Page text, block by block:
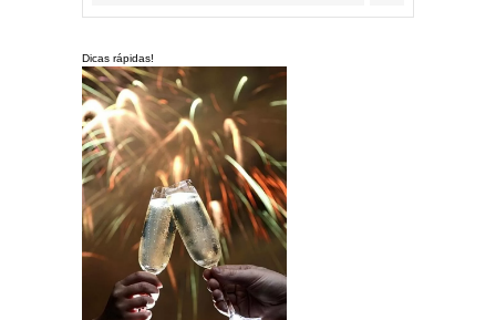
Dicas rápidas!